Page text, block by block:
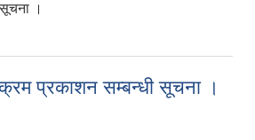
।
प्रकाशन सम्बन्धी सूचना ।